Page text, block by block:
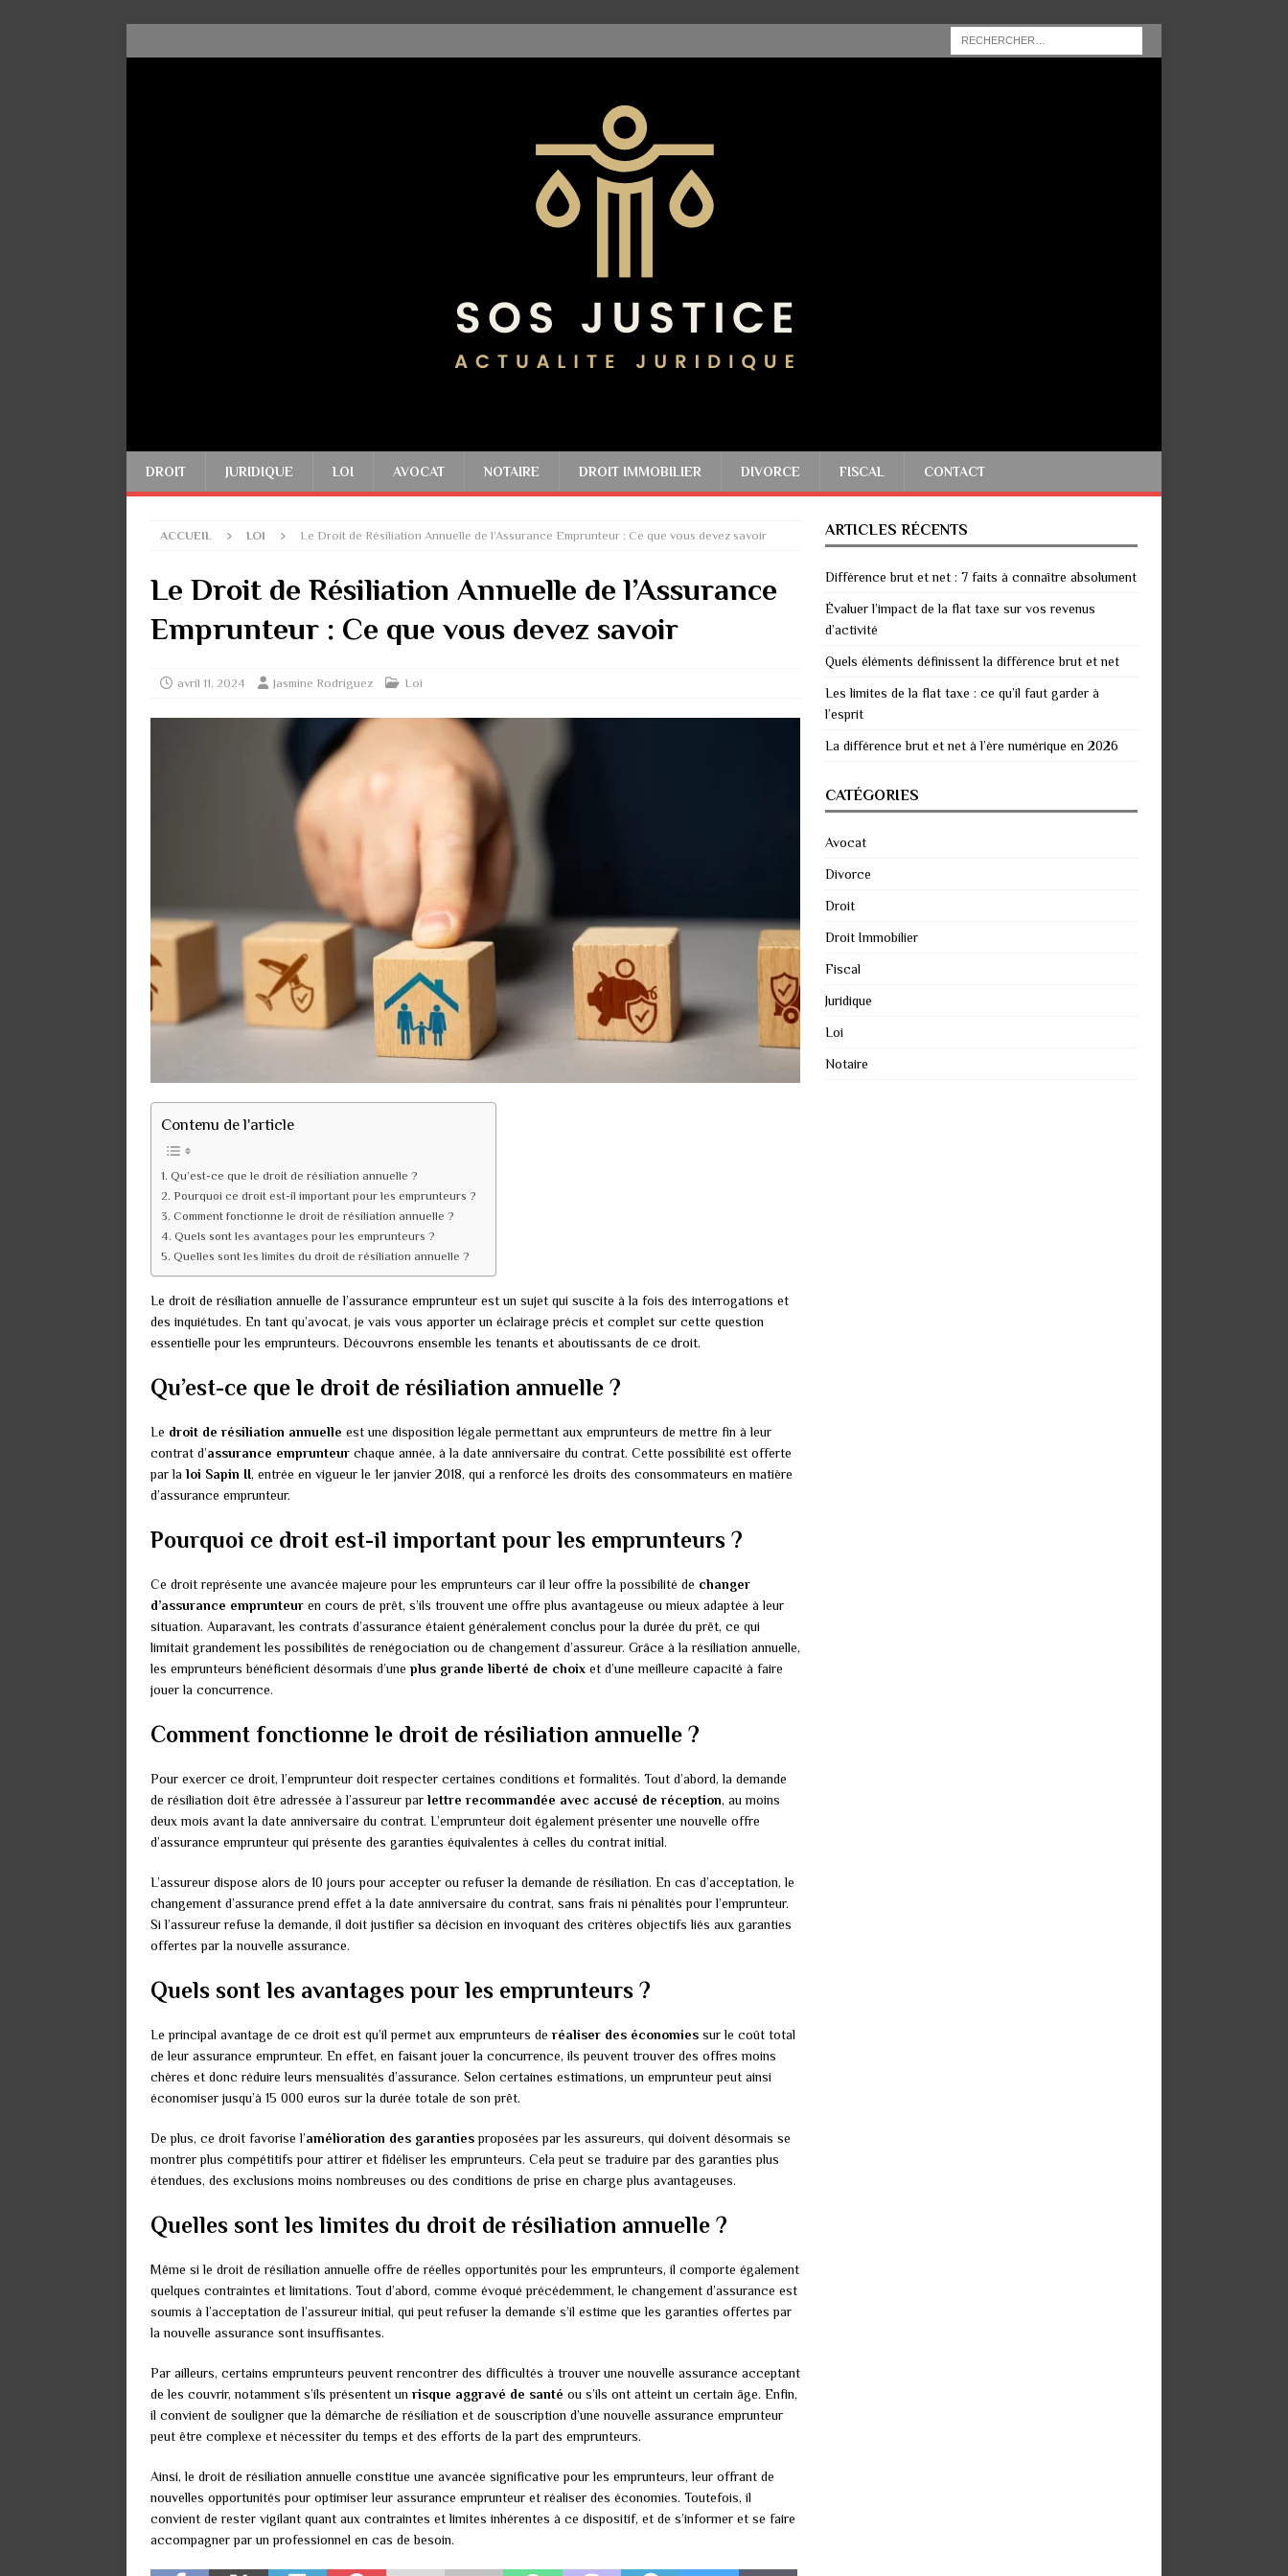
DROIT JURIDIQUE LOI AVOCAT NOTAIRE DROIT IMMOBILIER DIVORCE FISCAL CONTACT
ACCUEIL LOI Le Droit de Résiliation Annuelle de l’Assurance Emprunteur : Ce que vous devez savoir
Le Droit de Résiliation Annuelle de l’Assurance
Emprunteur : Ce que vous devez savoir
avril 11, 2024 Jasmine Rodriguez Loi
Contenu de l'article
Qu’est-ce que le droit de résiliation annuelle ?
Pourquoi ce droit est-il important pour les emprunteurs ?
Comment fonctionne le droit de résiliation annuelle ?
Quels sont les avantages pour les emprunteurs ?
Quelles sont les limites du droit de résiliation annuelle ?
Le droit de résiliation annuelle de l’assurance emprunteur est un sujet qui suscite à la fois des interrogations et
des inquiétudes. En tant qu’avocat, je vais vous apporter un éclairage précis et complet sur cette question
essentielle pour les emprunteurs. Découvrons ensemble les tenants et aboutissants de ce droit.
Qu’est-ce que le droit de résiliation annuelle ?
Le droit de résiliation annuelle est une disposition légale permettant aux emprunteurs de mettre fin à leur
contrat d’assurance emprunteur chaque année, à la date anniversaire du contrat. Cette possibilité est offerte
par la loi Sapin II, entrée en vigueur le 1er janvier 2018, qui a renforcé les droits des consommateurs en matière
d’assurance emprunteur.
Pourquoi ce droit est-il important pour les emprunteurs ?
Ce droit représente une avancée majeure pour les emprunteurs car il leur offre la possibilité de changer
d’assurance emprunteur en cours de prêt, s’ils trouvent une offre plus avantageuse ou mieux adaptée à leur
situation. Auparavant, les contrats d’assurance étaient généralement conclus pour la durée du prêt, ce qui
limitait grandement les possibilités de renégociation ou de changement d’assureur. Grâce à la résiliation annuelle,
les emprunteurs bénéficient désormais d’une plus grande liberté de choix et d’une meilleure capacité à faire
jouer la concurrence.
Comment fonctionne le droit de résiliation annuelle ?
Pour exercer ce droit, l’emprunteur doit respecter certaines conditions et formalités. Tout d’abord, la demande
de résiliation doit être adressée à l’assureur par lettre recommandée avec accusé de réception, au moins
deux mois avant la date anniversaire du contrat. L’emprunteur doit également présenter une nouvelle offre
d’assurance emprunteur qui présente des garanties équivalentes à celles du contrat initial.
L’assureur dispose alors de 10 jours pour accepter ou refuser la demande de résiliation. En cas d’acceptation, le
changement d’assurance prend effet à la date anniversaire du contrat, sans frais ni pénalités pour l’emprunteur.
Si l’assureur refuse la demande, il doit justifier sa décision en invoquant des critères objectifs liés aux garanties
offertes par la nouvelle assurance.
Quels sont les avantages pour les emprunteurs ?
Le principal avantage de ce droit est qu’il permet aux emprunteurs de réaliser des économies sur le coût total
de leur assurance emprunteur. En effet, en faisant jouer la concurrence, ils peuvent trouver des offres moins
chères et donc réduire leurs mensualités d’assurance. Selon certaines estimations, un emprunteur peut ainsi
économiser jusqu’à 15 000 euros sur la durée totale de son prêt.
De plus, ce droit favorise l’amélioration des garantiesproposées par les assureurs, qui doivent désormais se
montrer plus compétitifs pour attirer et fidéliser les emprunteurs. Cela peut se traduire par des garanties plus
étendues, des exclusions moins nombreuses ou des conditions de prise en charge plus avantageuses.
Quelles sont les limites du droit de résiliation annuelle ?
Même si le droit de résiliation annuelle offre de réelles opportunités pour les emprunteurs, il comporte également
quelques contraintes et limitations. Tout d’abord, comme évoqué précédemment, le changement d’assurance est
soumis à l’acceptation de l’assureur initial, qui peut refuser la demande s’il estime que les garanties offertes par
la nouvelle assurance sont insuffisantes.
Par ailleurs, certains emprunteurs peuvent rencontrer des difficultés à trouver une nouvelle assurance acceptant
de les couvrir, notamment s’ils présentent un risque aggravé de santé ou s’ils ont atteint un certain âge. Enfin,
il convient de souligner que la démarche de résiliation et de souscription d’une nouvelle assurance emprunteur
peut être complexe et nécessiter du temps et des efforts de la part des emprunteurs.
Ainsi, le droit de résiliation annuelle constitue une avancée significative pour les emprunteurs, leur offrant de
nouvelles opportunités pour optimiser leur assurance emprunteur et réaliser des économies. Toutefois, il
convient de rester vigilant quant aux contraintes et limites inhérentes à ce dispositif, et de s’informer et se faire
accompagner par un professionnel en cas de besoin.
ARTICLES RÉCENTS
Différence brut et net : 7 faits à connaître absolument
Évaluer l’impact de la flat taxe sur vos revenus
d’activité
Quels éléments définissent la différence brut et net
Les limites de la flat taxe : ce qu’il faut garder à
l’esprit
La différence brut et net à l’ère numérique en 2026
CATÉGORIES
Avocat
Divorce
Droit
Droit Immobilier
Fiscal
Juridique
Loi
Notaire